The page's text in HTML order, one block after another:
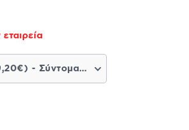
04 Going Viral (9,20€) - Σύντομα διαθέσιμο